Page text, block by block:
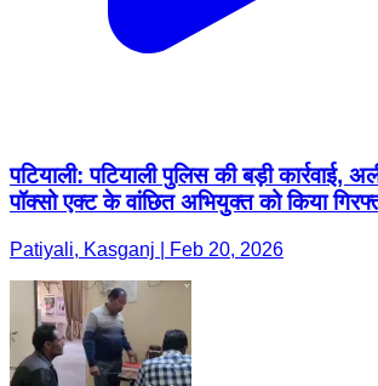
पटियाली: पटियाली पुलिस की बड़ी कार्रवाई,
पॉक्सो एक्ट के वांछित अभियुक्त को किया
Patiyali, Kasganj | Feb 20, 2026